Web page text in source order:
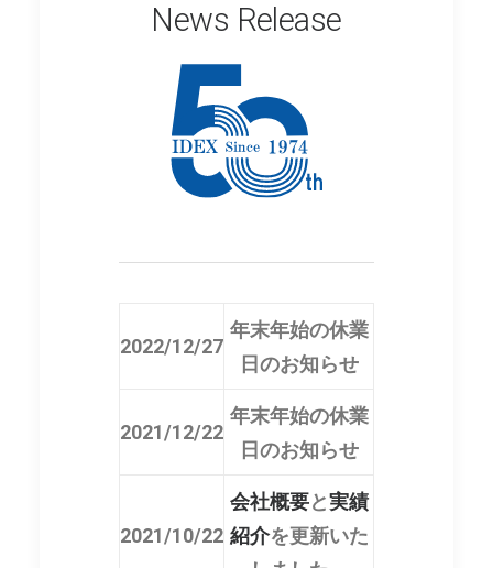
News ‎Release
2022/12/27
年末年始の休業
日のお知らせ
2021/12/22
年末年始の休業
日のお知らせ
2021/10/22
会社概要と実績
紹介を更新いた